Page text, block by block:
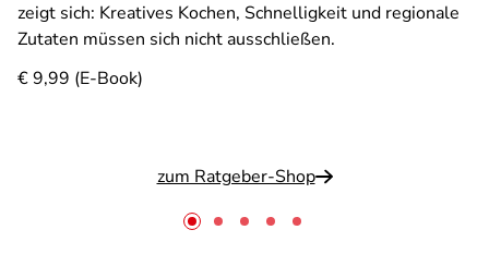
zeigt sich: Kreatives Kochen, Schnelligkeit und regionale
Zutaten müssen sich nicht ausschließen.
€ 9,99 (E-Book)
zum Ratgeber-Shop